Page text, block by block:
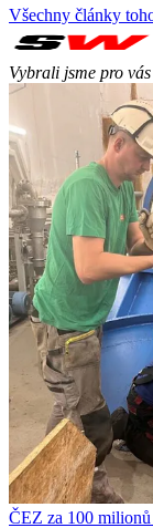
Všechny články
Vybrali jsme pro vás
ČEZ za 100